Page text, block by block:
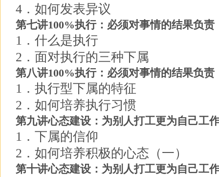
4．如何发表异议
第七讲100%执行：必须对事情的结果负责
1．什么是执行
2．面对执行的三种下属
第八讲100%执行：必须对事情的结果负责
1．执行型下属的特征
2．如何培养执行习惯
第九讲心态建设：为别人打工更为自己工
1．下属的信仰
2．如何培养积极的心态（一）
第十讲心态建设：为别人打工更为自己工